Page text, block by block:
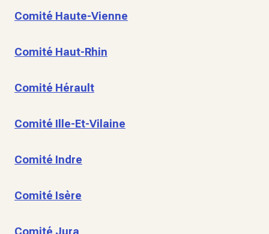
Comité Haute-Vienne
Comité Haut-Rhin
Comité Hérault
Comité Ille-Et-Vilaine
Comité Indre
Comité Isère
Comité Jura